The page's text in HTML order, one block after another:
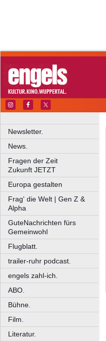
Newsletter.
News.
Fragen der Zeit
Zukunft JETZT
Europa gestalten
Frag' die Welt | Gen Z &
Alpha
GuteNachrichten fürs
Gemeinwohl
Flugblatt.
trailer-ruhr podcast.
engels zahl-ich.
ABO.
Bühne.
Film.
Literatur.